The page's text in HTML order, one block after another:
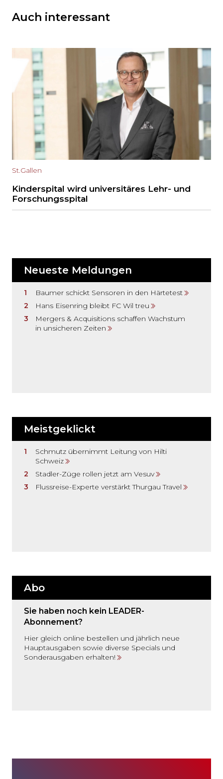
Auch interessant
St.Gallen
Kinderspital wird universitäres Lehr- und
Forschungsspital
Neueste Meldungen
Baumer schickt Sensoren in den Härtetest
Hans Eisenring bleibt FC Wil treu
Mergers & Acquisitions schaffen Wachstum
in unsicheren Zeiten
Meistgeklickt
Schmutz übernimmt Leitung von Hilti
Schweiz
Stadler-Züge rollen jetzt am Vesuv
Flussreise-Experte verstärkt Thurgau Travel
Abo
Sie haben noch kein LEADER-
Abonnement?
Hier gleich online bestellen und jährlich neue
Hauptausgaben sowie diverse Specials und
Sonderausgaben erhalten!